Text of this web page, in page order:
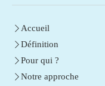
Accueil
Définition
Pour qui ?
Notre approche